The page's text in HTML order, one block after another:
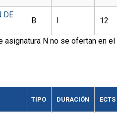
DE
B 12
asignatura N no se ofertan en el
TIPO DURACIÓN ECTS